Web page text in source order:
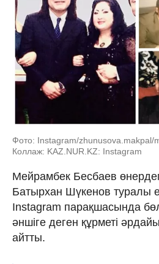
Фото: Instagram/zhunusova.makpal/
Коллаж: KAZ.NUR.KZ: Instagram
Мейрамбек Бесбаев
Батырхан Шүкенов туралы
Instagram парақшасында
әншіге деген құрметі
айтты.